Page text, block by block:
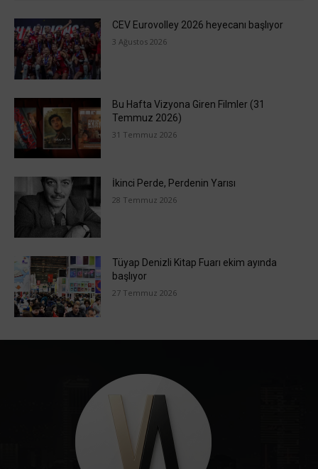
CEV Eurovolley 2026 heyecanı başlıyor
3 Ağustos 2026
Bu Hafta Vizyona Giren Filmler (31
Temmuz 2026)
31 Temmuz 2026
İkinci Perde, Perdenin Yarısı
28 Temmuz 2026
Tüyap Denizli Kitap Fuarı ekim ayında
başlıyor
27 Temmuz 2026